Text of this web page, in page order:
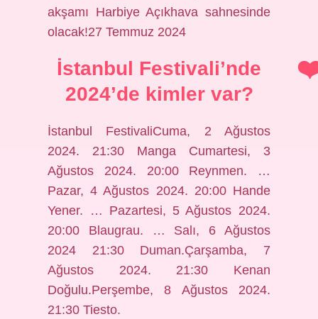
akşamı Harbiye Açıkhava sahnesinde
olacak!27 Temmuz 2024
İstanbul Festivali’nde
2024’de kimler var?
İstanbul FestivaliCuma, 2 Ağustos
2024. 21:30 Manga Cumartesi, 3
Ağustos 2024. 20:00 Reynmen. …
Pazar, 4 Ağustos 2024. 20:00 Hande
Yener. … Pazartesi, 5 Ağustos 2024.
20:00 Blaugrau. … Salı, 6 Ağustos
2024 21:30 Duman.Çarşamba, 7
Ağustos 2024. 21:30 Kenan
Doğulu.Perşembe, 8 Ağustos 2024.
21:30 Tiesto.